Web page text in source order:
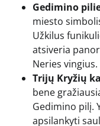
Gedimino
miesto
Užkilus
atsiveria
Neries vingius.
Trijų Kryžių
bene
Gedimino pilį.
apsilankyti